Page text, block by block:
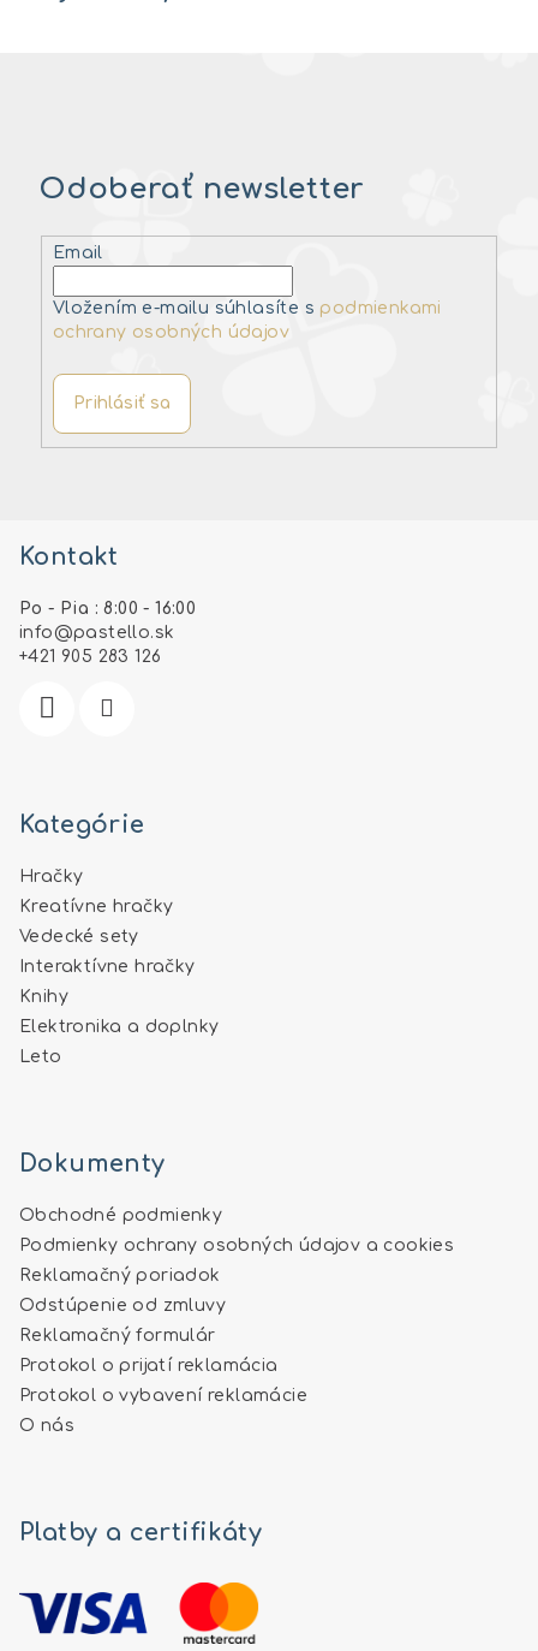
Odoberať newsletter
Email
Vložením e-mailu súhlasíte s podmienkami
ochrany osobných údajov
Prihlásiť sa
Kontakt
Po - Pia : 8:00 - 16:00
info @pastello.sk
+421 905 283 126
Kategórie
Hračky
Kreatívne hračky
Vedecké sety
Interaktívne hračky
Knihy
Elektronika a doplnky
Leto
Dokumenty
Obchodné podmienky
Podmienky ochrany osobných údajov a cookies
Reklamačný poriadok
Odstúpenie od zmluvy
Reklamačný formulár
Protokol o prijatí reklamácia
Protokol o vybavení reklamácie
O nás
Platby a certifikáty